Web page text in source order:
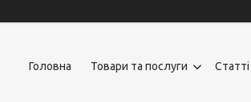
Головна Товари та послуги Статті